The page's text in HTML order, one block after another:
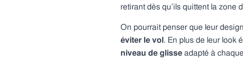
retirant dès qu’ils quittent la zone
On pourrait penser que leur
éviter le vol . En plus de leur look
niveau de glisse adapté à